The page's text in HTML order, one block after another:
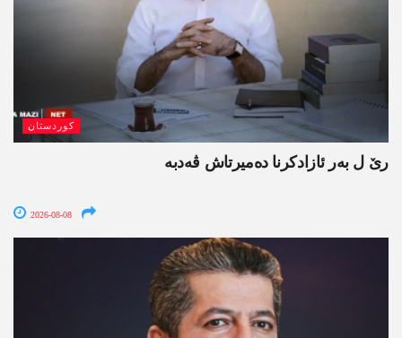
کوردستان
رێ ل بەر ئازادکرنا دەمیرتاش ڤەدبە
2026-08-08